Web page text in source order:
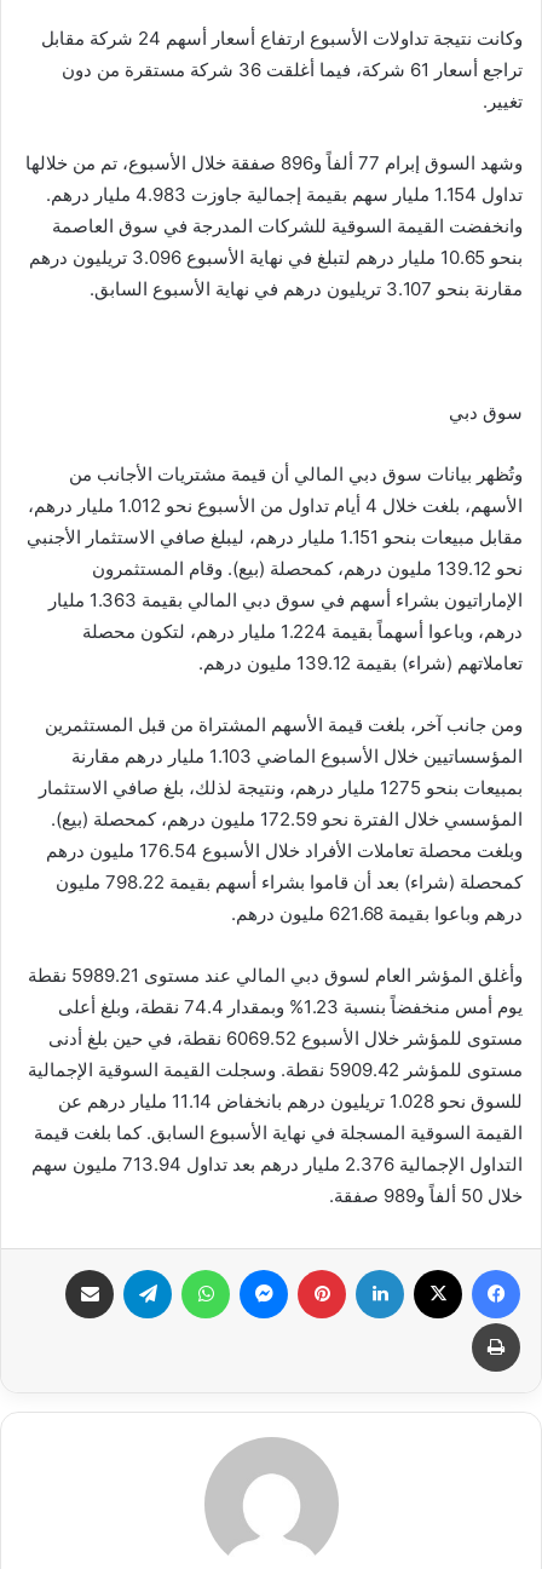
وكانت نتيجة تداولات الأسبوع ارتفاع أسعار أسهم 24 شركة مقابل
تراجع أسعار 61 شركة، فيما أغلقت 36 شركة مستقرة من دون
تغيير.
وشهد السوق إبرام 77 ألفاً و896 صفقة خلال الأسبوع، تم من خلالها
تداول 1.154 مليار سهم بقيمة إجمالية جاوزت 4.983 مليار درهم.
وانخفضت القيمة السوقية للشركات المدرجة في سوق العاصمة
بنحو 10.65 مليار درهم لتبلغ في نهاية الأسبوع 3.096 تريليون درهم
مقارنة بنحو 3.107 تريليون درهم في نهاية الأسبوع السابق.
سوق دبي
وتُظهر بيانات سوق دبي المالي أن قيمة مشتريات الأجانب من
الأسهم، بلغت خلال 4 أيام تداول من الأسبوع نحو 1.012 مليار درهم،
مقابل مبيعات بنحو 1.151 مليار درهم، ليبلغ صافي الاستثمار الأجنبي
نحو 139.12 مليون درهم، كمحصلة (بيع). وقام المستثمرون
الإماراتيون بشراء أسهم في سوق دبي المالي بقيمة 1.363 مليار
درهم، وباعوا أسهماً بقيمة 1.224 مليار درهم، لتكون محصلة
تعاملاتهم (شراء) بقيمة 139.12 مليون درهم.
ومن جانب آخر، بلغت قيمة الأسهم المشتراة من قبل المستثمرين
المؤسساتيين خلال الأسبوع الماضي 1.103 مليار درهم مقارنة
بمبيعات بنحو 1275 مليار درهم، ونتيجة لذلك، بلغ صافي الاستثمار
المؤسسي خلال الفترة نحو 172.59 مليون درهم، كمحصلة (بيع).
وبلغت محصلة تعاملات الأفراد خلال الأسبوع 176.54 مليون درهم
كمحصلة (شراء) بعد أن قاموا بشراء أسهم بقيمة 798.22 مليون
درهم وباعوا بقيمة 621.68 مليون درهم.
وأغلق المؤشر العام لسوق دبي المالي عند مستوى 5989.21 نقطة
يوم أمس منخفضاً بنسبة 1.23% وبمقدار 74.4 نقطة، وبلغ أعلى
مستوى للمؤشر خلال الأسبوع 6069.52 نقطة، في حين بلغ أدنى
مستوى للمؤشر 5909.42 نقطة. وسجلت القيمة السوقية الإجمالية
للسوق نحو 1.028 تريليون درهم بانخفاض 11.14 مليار درهم عن
القيمة السوقية المسجلة في نهاية الأسبوع السابق. كما بلغت قيمة
التداول الإجمالية 2.376 مليار درهم بعد تداول 713.94 مليون سهم
خلال 50 ألفاً و989 صفقة.